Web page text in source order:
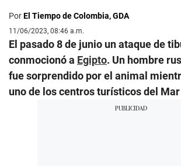
PorEl Tiempo de Colombia, GDA
11/06/2023, 08:46 a.m.
El pasado 8 de junio un ataque de
conmocionó a Egipto. Un hombre
fue sorprendido por el animal
uno de los centros turísticos del Mar